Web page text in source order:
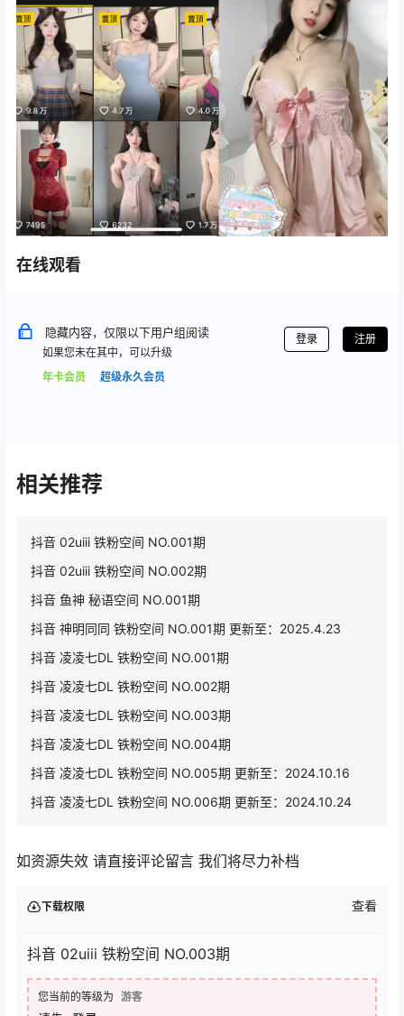
在线观看
隐藏内容，仅限以下用户组阅读
如果您未在其中，可以升级
年卡会员
超级永久会员
登录 注册
相关推荐
抖音 02uiii 铁粉空间 NO.001期
抖音 02uiii 铁粉空间 NO.002期
抖音 鱼神 秘语空间 NO.001期
抖音 神明同同 铁粉空间 NO.001期 更新至：2025.4.23
抖音 凌凌七DL 铁粉空间 NO.001期
抖音 凌凌七DL 铁粉空间 NO.002期
抖音 凌凌七DL 铁粉空间 NO.003期
抖音 凌凌七DL 铁粉空间 NO.004期
抖音 凌凌七DL 铁粉空间 NO.005期 更新至：2024.10.16
抖音 凌凌七DL 铁粉空间 NO.006期 更新至：2024.10.24
如资源失效 请直接评论留言 我们将尽力补档
下载权限 查看
抖音 02uiii 铁粉空间 NO.003期
您当前的等级为 游客